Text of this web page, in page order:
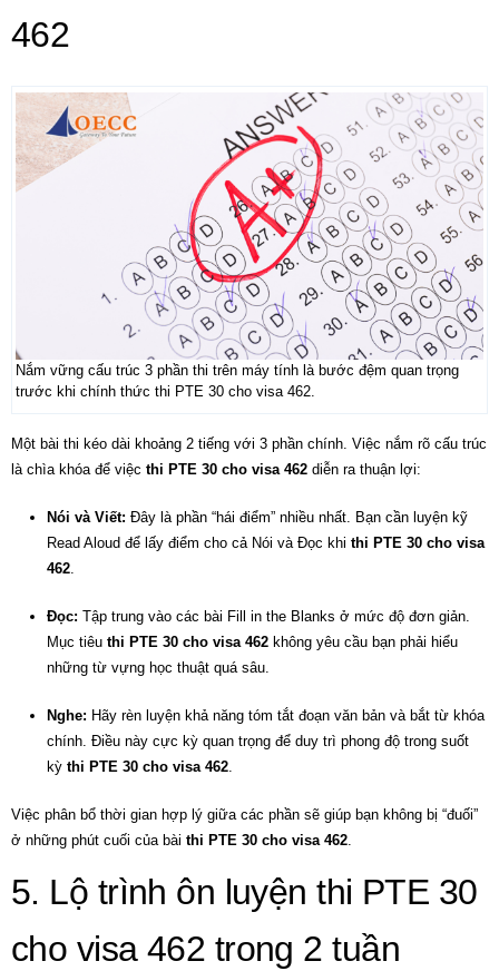
462
Nắm vững cấu trúc 3 phần thi trên máy tính là bước đệm quan trọng
trước khi chính thức thi PTE 30 cho visa 462.
Một bài thi kéo dài khoảng 2 tiếng với 3 phần chính. Việc nắm rõ cấu trúc
là chìa khóa để việc thi PTE 30 cho visa 462 diễn ra thuận lợi:
Nói và Viết: Đây là phần “hái điểm” nhiều nhất. Bạn cần luyện kỹ
Read Aloud để lấy điểm cho cả Nói và Đọc khi thi PTE 30 cho visa
462
Đọc: Tập trung vào các bài Fill in the Blanks ở mức độ đơn giản.
Mục tiêu thi PTE 30 cho visa 462 không yêu cầu bạn phải hiểu
những từ vựng học thuật quá sâu.
Nghe: Hãy rèn luyện khả năng tóm tắt đoạn văn bản và bắt từ khóa
chính. Điều này cực kỳ quan trọng để duy trì phong độ trong suốt
kỳ thi PTE 30 cho visa 462
Việc phân bổ thời gian hợp lý giữa các phần sẽ giúp bạn không bị “đuối”
ở những phút cuối của bài thi PTE 30 cho visa 462
5. Lộ trình ôn luyện thi PTE 30
cho visa 462 trong 2 tuần